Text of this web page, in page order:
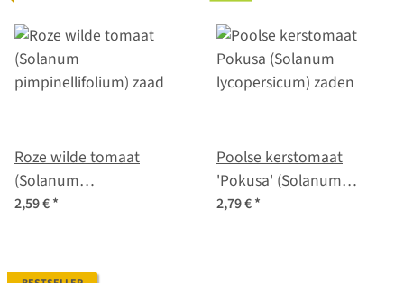
Roze wilde tomaat
(Solanum
pimpinellifolium) zaad
2,59 €*
Poolse kerstomaat
'Pokusa' (Solanum
lycopersicum) zaden
2,79 €*